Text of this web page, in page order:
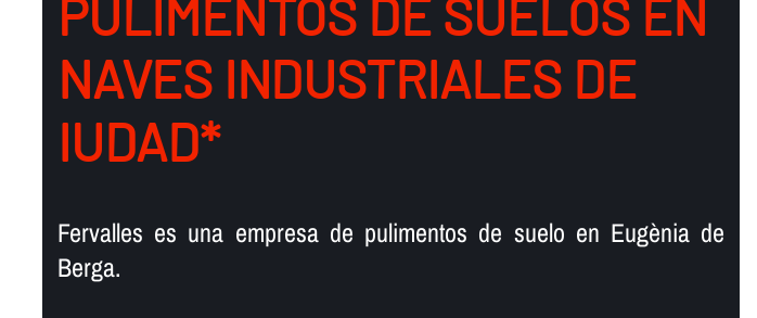
PULIMENTOS DE SUELOS EN
NAVES INDUSTRIALES DE
IUDAD*
Fervalles es una empresa de pulimentos de suelo en Eugènia de
Berga.